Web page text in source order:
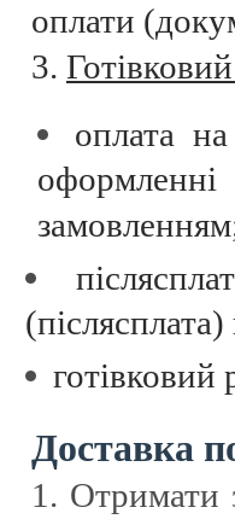
оплати
3.
оплата
готівковий
Доставка
1. Отримати